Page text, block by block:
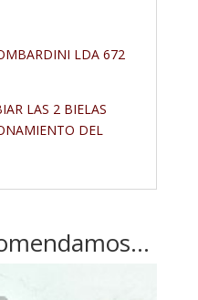
LDA 672
LAS 2 BIELAS
DEL